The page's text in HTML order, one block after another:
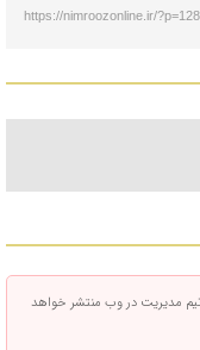
https://nimroozonline.ir/
مدیریت در وب منتشر خواهد